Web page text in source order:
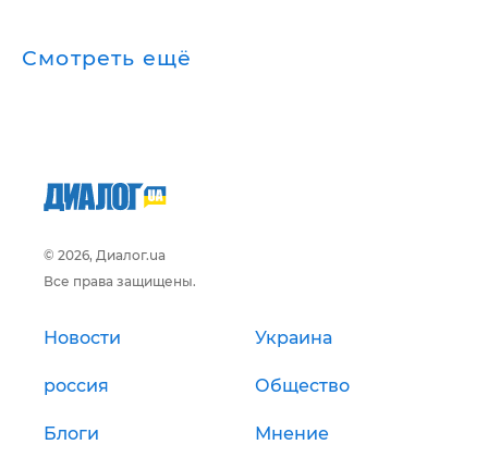
Смотреть ещё
© 2026, Диалог.ua
Все права защищены.
Новости Украина
россия Общество
Блоги Мнение